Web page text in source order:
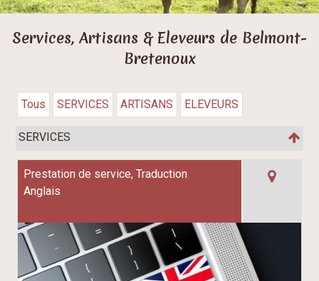
Services, Artisans & Eleveurs de Belmont-
Bretenoux
Tous SERVICES ARTISANS ELEVEURS
SERVICES
Prestation de service, Traduction
Anglais